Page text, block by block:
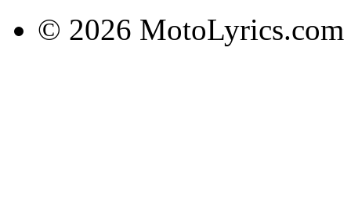
© 2026 MotoLyrics.com